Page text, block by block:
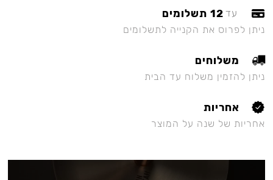
עד 12 תשלומים
ניתן לפרוס את הקנייה לתשלומים
משלוחים
ניתן להזמין משלוח עד הבית
אחריות
אחריות של שנה על המוצר